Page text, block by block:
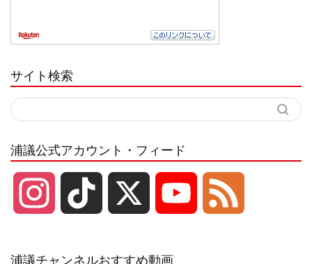
サイト検索
浦議公式アカウント・フィード
浦議チャンネルおすすめ動画